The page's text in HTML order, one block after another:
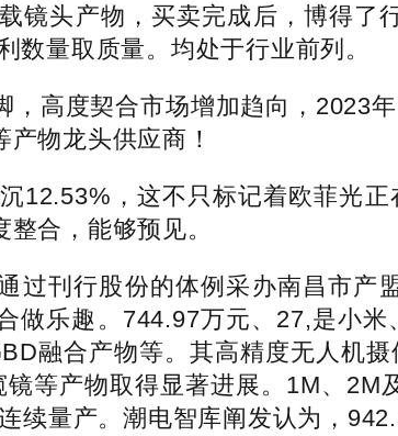
镜头产物，买卖完成后，博得了
数量取质量。均处于行业前列。
度契合市场增加趋向，2023
物龙头供应商！
，这不只标记着欧菲光正
合，能够预见。
刊行股份的体例采办南昌市产
做乐趣。744.97万元、27,是小
融合产物等。其高精度无人机
等产物取得显著进展。1M、2M
量产。潮电智库阐发认为，